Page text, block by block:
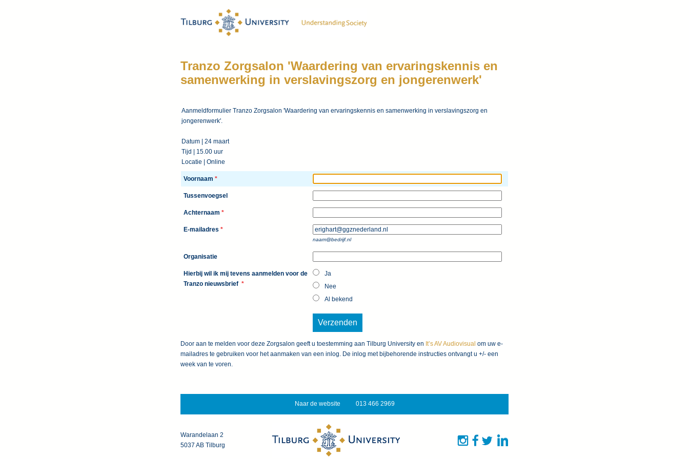
Tranzo Zorgsalon 'Waardering van ervaringskennis en
samenwerking in verslavingszorg en jongerenwerk'
Aanmeldformulier Tranzo Zorgsalon 'Waardering van ervaringskennis en samenwerking in verslavingszorg en
jongerenwerk'.
Datum | 24 maart
Tijd | 15.00 uur
Locatie | Online
Voornaam *
Tussenvoegsel
Achternaam *
E-mailadres *
naam@bedrijf.nl
Organisatie
Hierbij wil ik mij tevens aanmelden voor de
Tranzo nieuwsbrief *
Ja
Nee
Al bekend
Door aan te melden voor deze Zorgsalon geeft u toestemming aan Tilburg University en It’s AV Audiovisual om uw e-
mailadres te gebruiken voor het aanmaken van een inlog. De inlog met bijbehorende instructies ontvangt u +/- een
week van te voren.
Naar de website 013 466 2969
Warandelaan 2
5037 AB Tilburg